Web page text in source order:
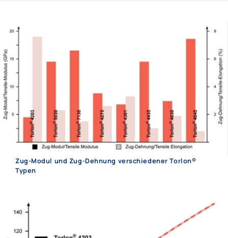
Zug-Modul und Zug-Dehnung verschiedener Torlon®
Typen